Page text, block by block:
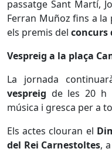
passatge Sant Martí,
Ferran Muñoz fins a la
els premis del concurs
Vespreig a la plaça
La jornada
vespreig de les 20 h
música i gresca per a
Els actes clouran el
del Rei Carnestoltes,